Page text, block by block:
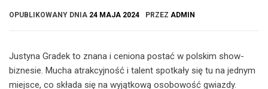
OPUBLIKOWANY DNIA 24 MAJA 2024 PRZEZ ADMIN
Justyna Gradek to znana i ceniona postać w polskim show-
biznesie. Mucha atrakcyjność i talent spotkały się tu na jednym
miejsce, co składa się na wyjątkową osobowość gwiazdy.